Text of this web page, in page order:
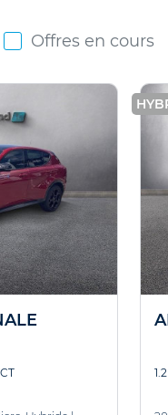
Offres en cours